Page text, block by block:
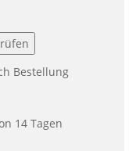
Bestellung
14 Tagen